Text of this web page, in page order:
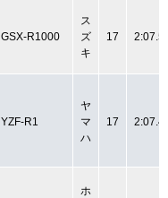
GSX-R1000
ス
ズ
キ
17
YZF-R1
ヤ
マ
ハ
17
ホ